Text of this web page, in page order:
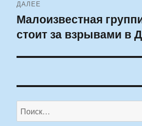
ДАЛЕЕ
Следующая
запись:
Малоизвестная
стоит за взрывами в
Искать: